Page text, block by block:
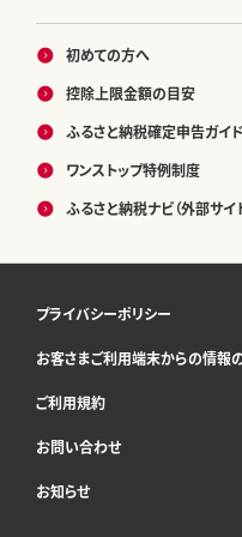
初めての方へ
控除上限金額の目安
ふるさと納税確定申告ガイド
ワンストップ特例制度
ふるさと納税ナビ（外部サイ
プライバシーポリシー
お客さまご利用端末からの情報
ご利用規約
お問い合わせ
お知らせ